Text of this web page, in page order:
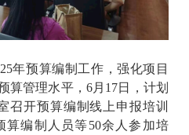
年预算编制工作，强化项目
算管理水平，6月17日，计划
召开预算编制线上申报培训
算编制人员等50余人参加培